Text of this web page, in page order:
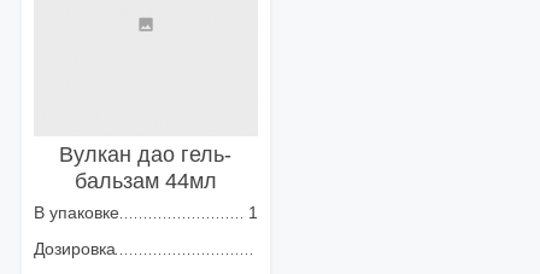
Вулкан дао гель-
бальзам 44мл
В упаковке
1
Дозировка